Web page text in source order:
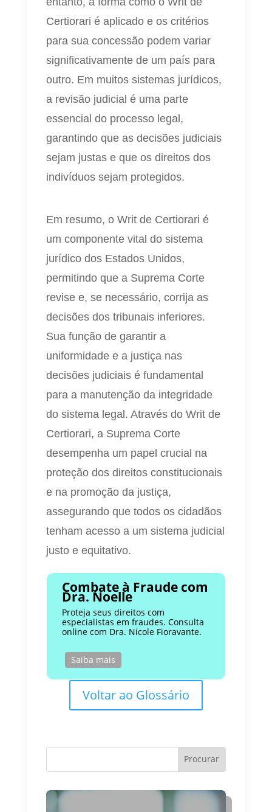
Certiorari é aplicado e os critérios
para sua concessão podem variar
significativamente de um país para
outro. Em muitos sistemas jurídicos,
a revisão judicial é uma parte
essencial do processo legal,
garantindo que as decisões judiciais
sejam justas e que os direitos dos
indivíduos sejam protegidos.
Em resumo, o Writ de Certiorari é
um componente vital do sistema
jurídico dos Estados Unidos,
permitindo que a Suprema Corte
revise e, se necessário, corrija as
decisões dos tribunais inferiores.
Sua função de garantir a
uniformidade e a justiça nas
decisões judiciais é fundamental
para a manutenção da integridade
do sistema legal. Através do Writ de
Certiorari, a Suprema Corte
desempenha um papel crucial na
proteção dos direitos constitucionais
e na promoção da justiça,
assegurando que todos os cidadãos
tenham acesso a um sistema judicial
justo e equitativo.
Combate à Fraude com
Dra. Noelle
Proteja seus direitos com
especialistas em fraudes. Consulta
online com Dra. Nicole Fioravante.
Saiba mais
Voltar ao Glossário